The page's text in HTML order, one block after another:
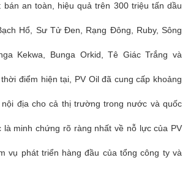
bán an toàn, hiệu quả trên 300 triệu tấn dầu
Hổ, Sư Tử Đen, Rạng Đông, Ruby, Sông
Kekwa, Bunga Orkid, Tê Giác Trắng và
điểm hiện tại, PV Oil đã cung cấp khoảng
địa cho cả thị trường trong nước và quốc
là minh chứng rõ ràng nhất về nỗ lực của PV
vụ phát triển hàng đầu của tổng công ty và